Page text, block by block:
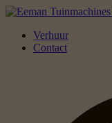
Verhuur
Contact